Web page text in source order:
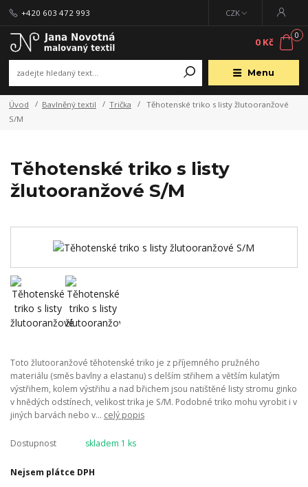
Menu
CZK
+420 603 472 993
0
0 Kč
Úvod Bavlněný textil Trička
Těhotenské triko s listy žlutooranžové
S/M
Těhotenské triko s listy
žlutooranžové S/M
Toto žlutooranžové těhotenské triko je z příjemného pružného
materiálu (směs bavlny a elastanu) s delším střihem a větším kulatým
výstřihem, kolem výstřihu a nad břichem jsou natištěné listy stromu ginko
v hnědých odstínech, velikost trika je S/M. Podobné triko mohu vyrobit i v
jiných barvách nebo v... celý popis
Dostupnost skladem 1 ks
Nejsem plátce DPH